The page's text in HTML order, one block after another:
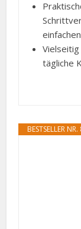
tägliche
BESTSELLER NR.